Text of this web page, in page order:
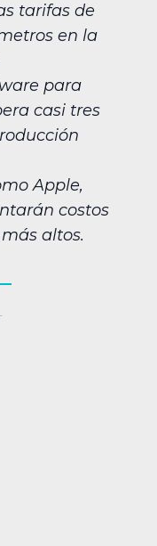
tarifas de
en la
para
casi tres
Apple,
costos
altos.